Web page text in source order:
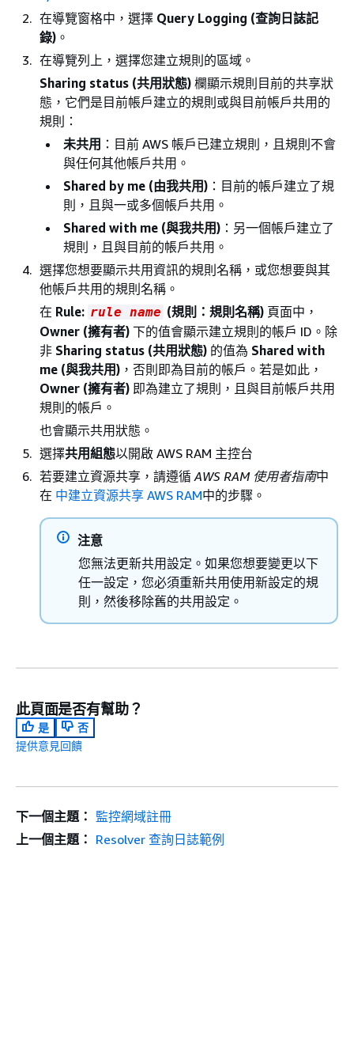
在導覽窗格中，選擇 Query Logging (查詢日誌記
錄) 。
在導覽列上，選擇您建立規則的區域。
Sharing status (共用狀態) 欄顯示規則目前的共享狀
態，它們是目前帳戶建立的規則或與目前帳戶共用的
規則：
未共用 ：目前 AWS 帳戶已建立規則，且規則不會
與任何其他帳戶共用。
Shared by me (由我共用) ：目前的帳戶建立了規
則，且與一或多個帳戶共用。
Shared with me (與我共用) ：另一個帳戶建立了
規則，且與目前的帳戶共用。
選擇您想要顯示共用資訊的規則名稱，或您想要與其
他帳戶共用的規則名稱。
在 Rule: rule name (規則：規則名稱) 頁面中，
Owner (擁有者) 下的值會顯示建立規則的帳戶 ID。除
非 Sharing status (共用狀態) 的值為 Shared with
me (與我共用) ，否則即為目前的帳戶。若是如此，
Owner (擁有者) 即為建立了規則，且與目前帳戶共用
規則的帳戶。
也會顯示共用狀態。
選擇共用組態以開啟 AWS RAM 主控台
若要建立資源共享，請遵循 AWS RAM 使用者指南中
在 中建立資源共享 AWS RAM中的步驟。
注意
您無法更新共用設定。如果您想要變更以下
任一設定，您必須重新共用使用新設定的規
則，然後移除舊的共用設定。
此頁面是否有幫助？
是
否
提供意見回饋
下一個主題： 監控網域註冊
上一個主題： Resolver 查詢日誌範例